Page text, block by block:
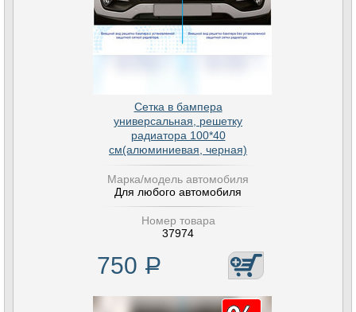
Сетка в бампера
универсальная, решетку
радиатора 100*40
см(алюминиевая, черная)
Марка/модель автомобиля
Для любого автомобиля
Номер товара
37974
750 Р